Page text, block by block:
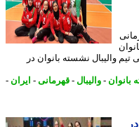
نشسته بانوان در
- والیبال-قهرمانی-ایران -